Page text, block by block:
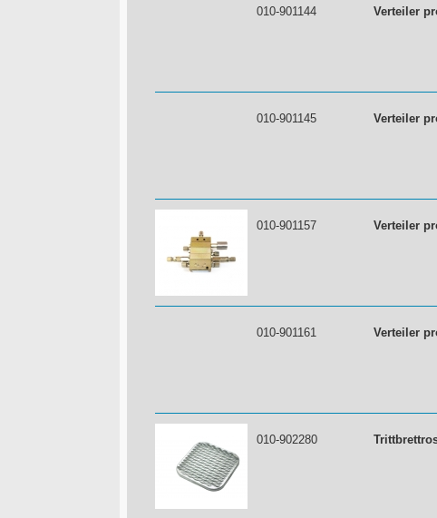
010-901144 Verteiler
010-901145 Verteiler
010-901157 Verteiler
010-901161 Verteiler
010-902280